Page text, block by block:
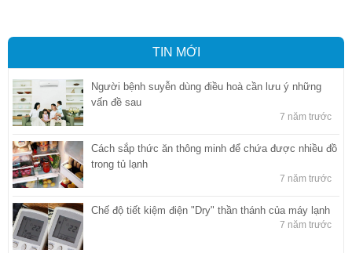
TIN MỚI
Người bệnh suyễn dùng điều hoà cần lưu ý những
vấn đề sau
7 năm trước
Cách sắp thức ăn thông minh để chứa được nhiều đồ
trong tủ lạnh
7 năm trước
Chế độ tiết kiệm điện "Dry" thần thánh của máy lạnh
7 năm trước